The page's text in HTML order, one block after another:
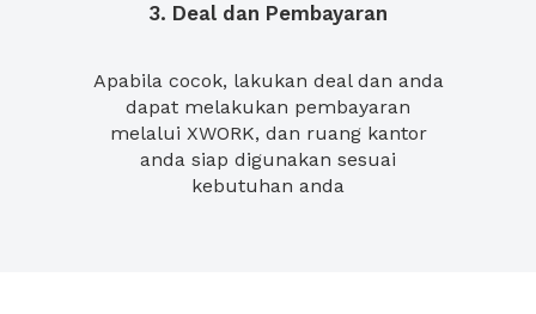
3. Deal dan Pembayaran
Apabila cocok, lakukan deal dan anda
dapat melakukan pembayaran
melalui XWORK, dan ruang kantor
anda siap digunakan sesuai
kebutuhan anda